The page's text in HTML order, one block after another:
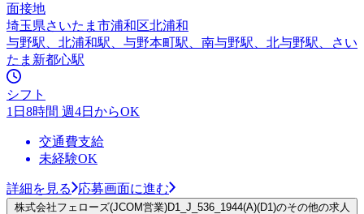
面接地
埼玉県さいたま市浦和区北浦和
与野駅、北浦和駅、与野本町駅、南与野駅、北与野駅、さい
たま新都心駅
シフト
1日8時間 週4日からOK
交通費支給
未経験OK
詳細を見る 応募画面に進む
株式会社フェローズ(JCOM営業)D1_J_536_1944(A)(D1)のその他の求人